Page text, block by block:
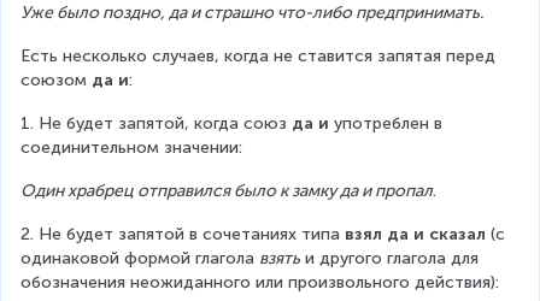
Уже было поздно, да и страшно что-либо предпринимать.
Есть несколько случаев, когда не ставится запятая перед
союзом да и:
1. Не будет запятой, когда союз да и употреблен в
соединительном значении:
Один храбрец отправился было к замку да и пропал.
2. Не будет запятой в сочетаниях типа взял да и сказал (с
одинаковой формой глагола взять и другого глагола для
обозначения неожиданного или произвольного действия):